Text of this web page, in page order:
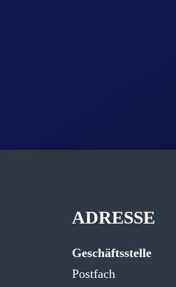
ADRESSE
Geschäftsstelle
Postfach